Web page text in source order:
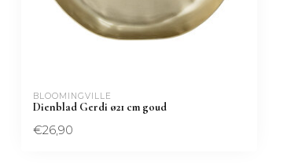
BLOOMINGVILLE
Dienblad Gerdi ø21 cm goud
€26,90